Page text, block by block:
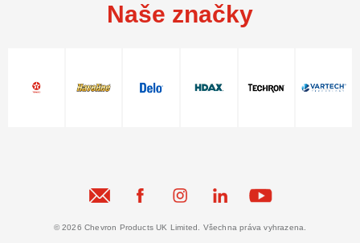
Naše značky
© 2026 Chevron Products UK Limited. Všechna práva vyhrazena.